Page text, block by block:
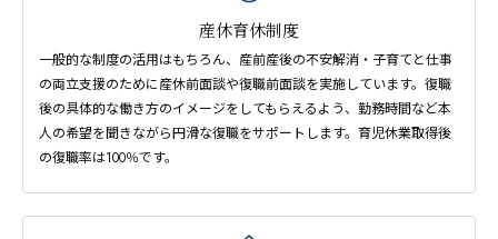
産休育休制度
一般的な制度の活用はもちろん、産前産後の不安解消・子育てと仕事
の両立支援のために産休前面談や復職前面談を実施しています。復職
後の具体的な働き方のイメージをしてもらえるよう、勤務時間など本
人の希望を聞きながら円滑な復職をサポートします。育児休業取得後
の復職率は100％です。